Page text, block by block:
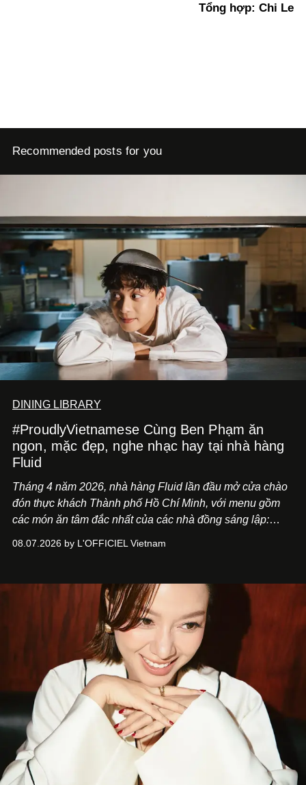
Tổng hợp: Chi Le
Recommended posts for you
DINING LIBRARY
#ProudlyVietnamese Cùng Ben Phạm ăn
ngon, mặc đẹp, nghe nhạc hay tại nhà hàng
Fluid
Tháng 4 năm 2026, nhà hàng Fluid lần đầu mở cửa chào
đón thực khách Thành phố Hồ Chí Minh, với menu gồm
các món ăn tâm đắc nhất của các nhà đồng sáng lập:
món ăn đa dạng từ Á đến Âu nhanh chóng được yêu thích
mang đến niềm vui cho thực khách.
08.07.2026 by L'OFFICIEL Vietnam